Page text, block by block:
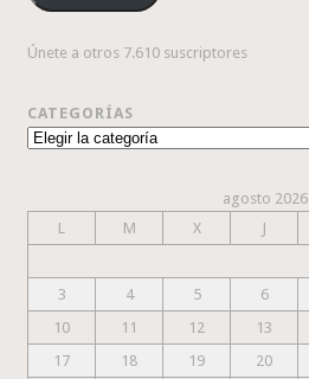
Únete a otros 7.610 suscriptores
CATEGORÍAS
Categorías
agosto 2026
L
M X J
3
4 5 6
10
11 12 13
17
18 19 20